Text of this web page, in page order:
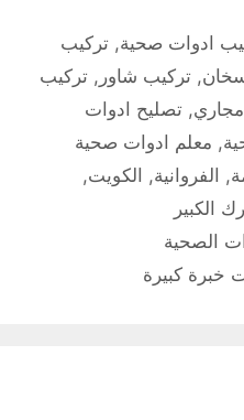
ادوات صحية,تركيب
, تركيب شاور , تركيب
, تصليح ادوات
, معلم ادوات صحية
, الفروانية, الكويت,
الكبير
الصحية
خبرة كبيرة